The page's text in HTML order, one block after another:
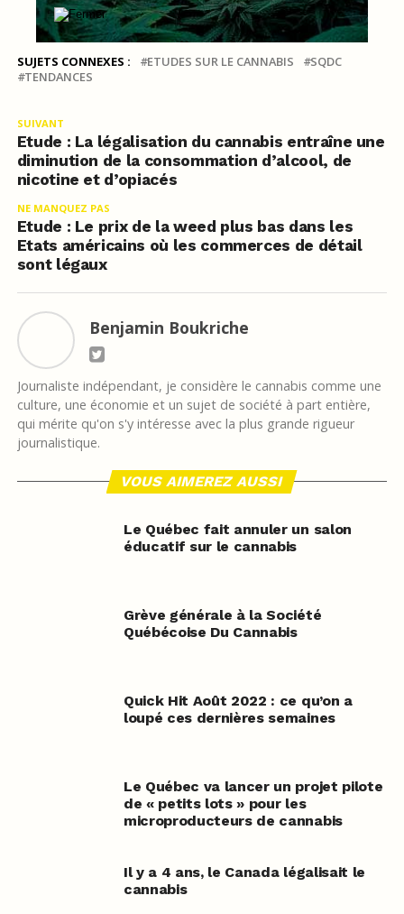
SUJETS CONNEXES : ETUDES SUR LE CANNABIS
SQDC
TENDANCES
SUIVANT
Etude : La légalisation du cannabis entraîne une
diminution de la consommation d’alcool, de
nicotine et d’opiacés
NE MANQUEZ PAS
Etude : Le prix de la weed plus bas dans les
Etats américains où les commerces de détail
sont légaux
Benjamin Boukriche
Journaliste indépendant, je considère le cannabis comme une
culture, une économie et un sujet de société à part entière,
qui mérite qu'on s'y intéresse avec la plus grande rigueur
journalistique.
VOUS AIMEREZ AUSSI
Le Québec fait annuler un salon
éducatif sur le cannabis
Grève générale à la Société
Québécoise Du Cannabis
Quick Hit Août 2022 : ce qu’on a
loupé ces dernières semaines
Le Québec va lancer un projet pilote
de « petits lots » pour les
microproducteurs de cannabis
Il y a 4 ans, le Canada légalisait le
cannabis